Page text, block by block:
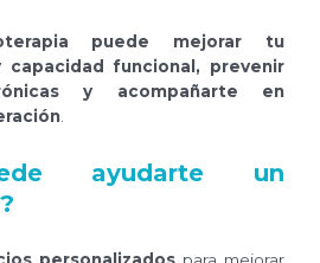
puede mejorar tu
capacidad funcional, prevenir
y acompañarte en
ayudarte un